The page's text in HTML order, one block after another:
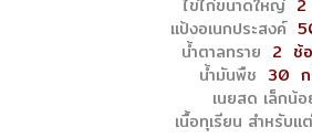
ไข่ไก่ขนาดใหญ่
แป้งอเนกประสงค์
น้ำตาลทราย 2 ช้อ
น้ำมันพืช 30 ก
เนยสด เล็กน้อ
เนื้อทุเรียน สำหรับแ